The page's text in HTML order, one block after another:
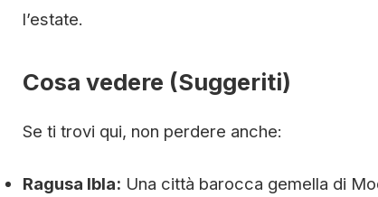
l’estate.
Cosa vedere (Suggeriti)
Se ti trovi qui, non perdere anche:
Ragusa Ibla: Una città barocca gemella di